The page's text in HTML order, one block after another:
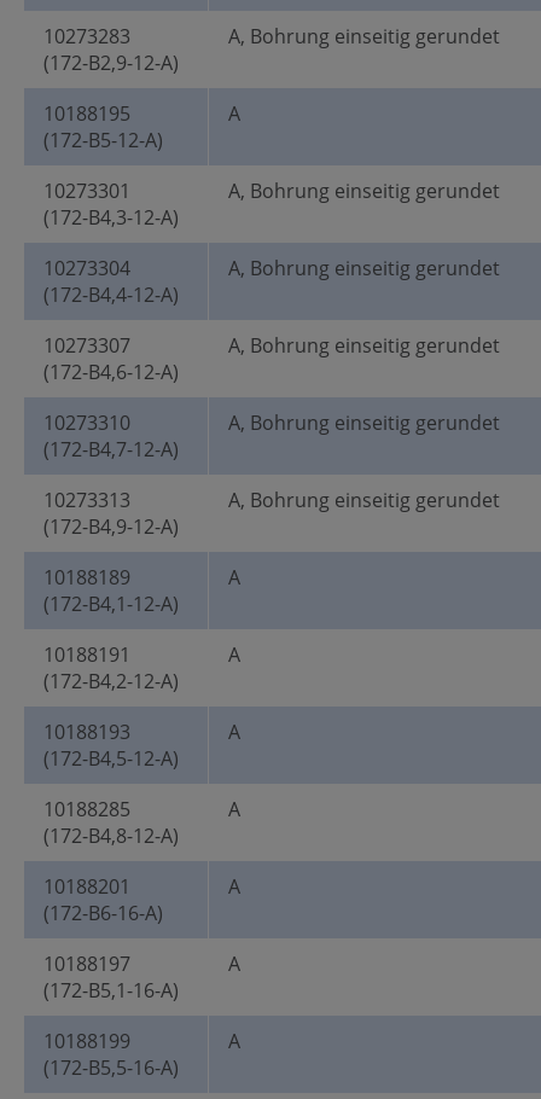
10273283
(172-B2,9-12-A)
A, Bohrung einseitig gerundet
10188195
(172-B5-12-A)
A
10273301
(172-B4,3-12-A)
A, Bohrung einseitig gerundet
10273304
(172-B4,4-12-A)
A, Bohrung einseitig gerundet
10273307
(172-B4,6-12-A)
A, Bohrung einseitig gerundet
10273310
(172-B4,7-12-A)
A, Bohrung einseitig gerundet
10273313
(172-B4,9-12-A)
A, Bohrung einseitig gerundet
10188189
(172-B4,1-12-A)
A
10188191
(172-B4,2-12-A)
A
10188193
(172-B4,5-12-A)
A
10188285
(172-B4,8-12-A)
A
10188201
(172-B6-16-A)
A
10188197
(172-B5,1-16-A)
A
10188199
(172-B5,5-16-A)
A